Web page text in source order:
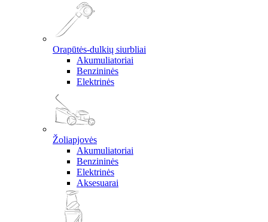
Orapūtės-dulkių siurbliai
Akumuliatoriai
Benzininės
Elektrinės
Žoliapjovės
Akumuliatoriai
Benzininės
Elektrinės
Aksesuarai